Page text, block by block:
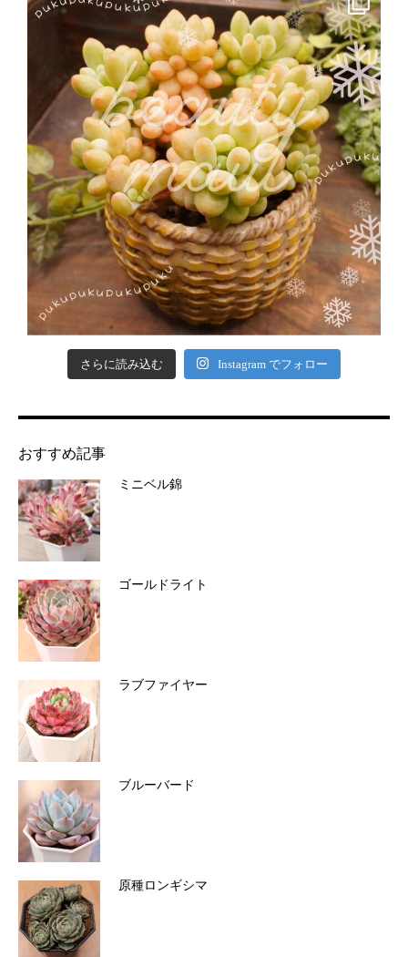
さらに読み込む Instagram でフォロー
おすすめ記事
ミニベル錦
ゴールドライト
ラブファイヤー
ブルーバード
原種ロンギシマ